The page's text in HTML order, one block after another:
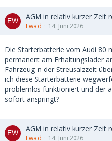
AGM in relativ kurzer Zeit
Ewald 14. Juni 2026
Die Starterbatterie vom Audi 80
permanent am Erhaltungslader
Fahrzeug in der Streusalzzeit
ich diese Starterbatterie
problemlos funktioniert und der
sofort anspringt?
AGM in relativ kurzer Zeit
Ewald 14. Juni 2026